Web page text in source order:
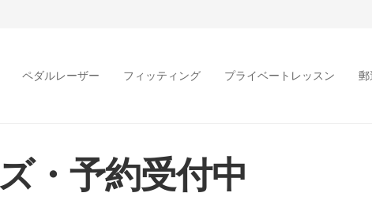
ペダルレーザー フィッティング プライベートレッスン 郵
・予約受付中